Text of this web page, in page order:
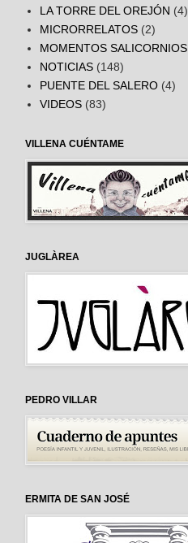
LA TORRE DEL OREJÓN (4)
MICRORRELATOS (2)
MOMENTOS SALICORNIOS
NOTICIAS (148)
PUENTE DEL SALERO (4)
VIDEOS (83)
VILLENA CUÉNTAME
JUGLÀREA
PEDRO VILLAR
ERMITA DE SAN JOSÉ